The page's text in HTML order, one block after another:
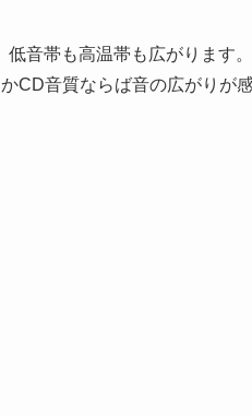
音帯も高温帯も広がります
CD音質ならば音の広がりが